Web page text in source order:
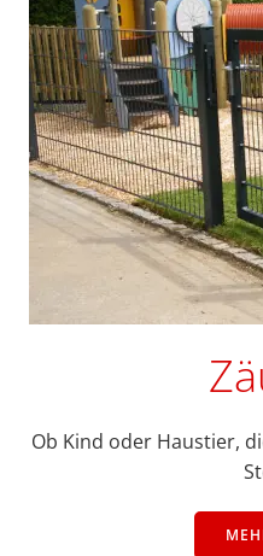
Ob Kind oder Haustier,